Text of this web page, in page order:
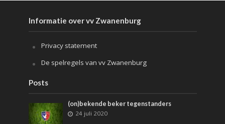
Informatie over vv Zwanenburg
Privacy statement
De spelregels van vv Zwanenburg
Posts
(on)bekende beker tegenstanders
24 juli 2020